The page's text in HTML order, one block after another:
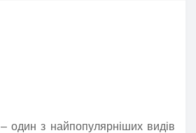
– один з найпопулярніших видів